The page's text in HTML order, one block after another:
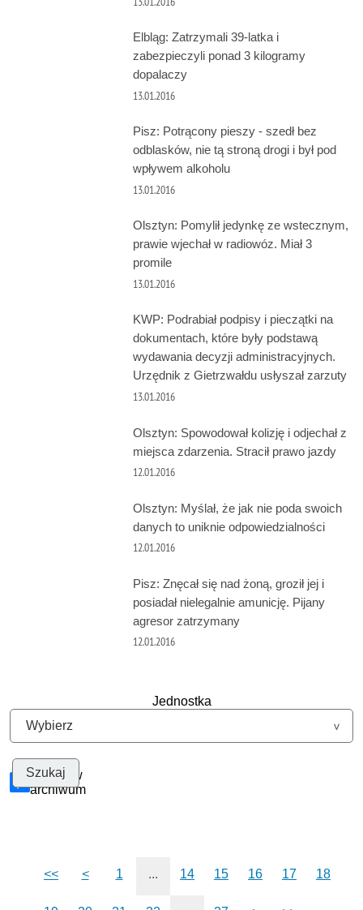
Elbląg: Zatrzymali 39-latka i
zabezpieczyli ponad 3 kilogramy
dopalaczy
13.01.2016
Pisz: Potrącony pieszy - szedł bez
odblasków, nie tą stroną drogi i był pod
wpływem alkoholu
13.01.2016
Olsztyn: Pomylił jedynkę ze wstecznym,
prawie wjechał w radiowóz. Miał 3
promile
13.01.2016
KWP: Podrabiał podpisy i pieczątki na
dokumentach, które były podstawą
wydawania decyzji administracyjnych.
Urzędnik z Gietrzwałdu usłyszał zarzuty
13.01.2016
Olsztyn: Spowodował kolizję i odjechał z
miejsca zdarzenia. Stracił prawo jazdy
12.01.2016
Olsztyn: Myślał, że jak nie poda swoich
danych to uniknie odpowiedzialności
12.01.2016
Pisz: Znęcał się nad żoną, groził jej i
posiadał nielegalnie amunicję. Pijany
agresor zatrzymany
12.01.2016
Jednostka
Szukaj w
archiwum
<< < 1 ... 14 15 16 17 18